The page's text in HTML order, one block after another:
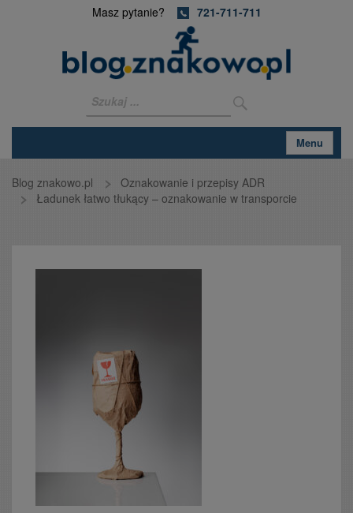
Masz pytanie? 721-711-711
Menu
Blog znakowo.pl
Oznakowanie i przepisy ADR
Ładunek łatwo tłukący – oznakowanie w transporcie